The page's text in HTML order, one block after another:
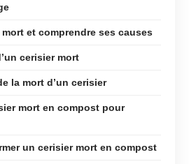
et comprendre ses causes
cerisier mort
la mort d’un cerisier
mort en compost pour
un cerisier mort en compost